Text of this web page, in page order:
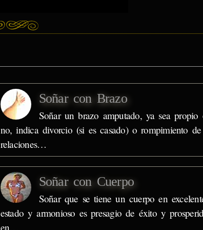
Soñar con Brazo
Soñar un brazo amputado, ya sea propio
no, indica divorcio (si es casado) o rompimiento de
relaciones…
Soñar con Cuerpo
Soñar que se tiene un cuerpo en
estado y armonioso es presagio de éxito y
en…